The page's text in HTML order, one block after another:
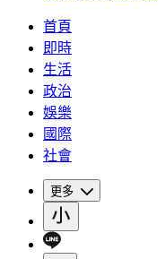
首頁
即時
生活
政治
娛樂
國際
社會
更多